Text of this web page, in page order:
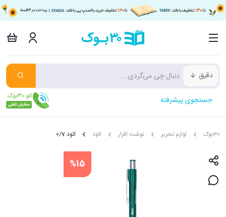
دقیق
جستجوی پیشرفته
30بوک لوازم تحریر نوشت افزار اتود اتود 0/7
%15